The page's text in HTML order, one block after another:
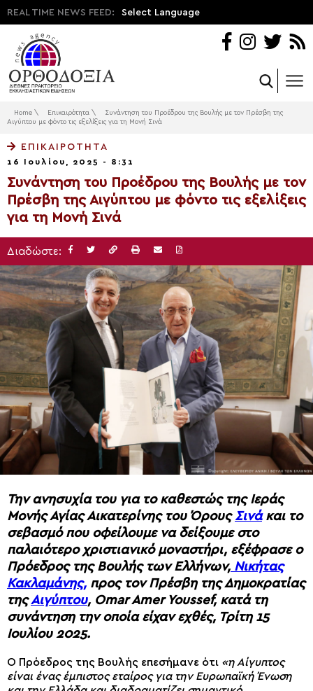
REAL TIME NEWS FEED: Select Language
Home \ Επικαιρότητα \
Συνάντηση του Προέδρου της Βουλής με τον Πρέσβη της
Αιγύπτου με φόντο τις εξελίξεις για τη Μονή Σινά
ΕΠΙΚΑΙΡΌΤΗΤΑ
16 Ιουλίου, 2025 - 8:31
Συνάντηση του Προέδρου της Βουλής με τον
Πρέσβη της Αιγύπτου με φόντο τις εξελίξεις
για τη Μονή Σινά
Διαδώστε:
Την ανησυχία του για το καθεστώς της Ιεράς
Μονής Αγίας Αικατερίνης του Όρους Σινάκαι το
σεβασμό που οφείλουμε να δείξουμε στο
παλαιότερο χριστιανικό μοναστήρι, εξέφρασε ο
Πρόεδρος της Βουλής των Ελλήνων, Νικήτας
Κακλαμάνης, προς τον Πρέσβη της Δημοκρατίας
τηςΑιγύπτου, Omar Amer Youssef, κατά τη
συνάντηση την οποία είχαν εχθές, Τρίτη 15
Ιουλίου 2025.
O Πρόεδρος της Βουλής επεσήμανε ότι «η Αίγυπτος
είναι ένας έμπιστος εταίρος για την Ευρωπαϊκή Ένωση